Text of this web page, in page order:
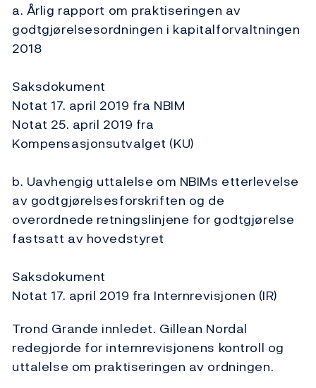
a. Årlig rapport om praktiseringen av
godtgjørelsesordningen i kapitalforvaltningen
2018
Saksdokument
Notat 17. april 2019 fra NBIM
Notat 25. april 2019 fra
Kompensasjonsutvalget (KU)
b. Uavhengig uttalelse om NBIMs etterlevelse
av godtgjørelsesforskriften og de
overordnede retningslinjene for godtgjørelse
fastsatt av hovedstyret
Saksdokument
Notat 17. april 2019 fra Internrevisjonen (IR)
Trond Grande innledet. Gillean Nordal
redegjorde for internrevisjonens kontroll og
uttalelse om praktiseringen av ordningen.